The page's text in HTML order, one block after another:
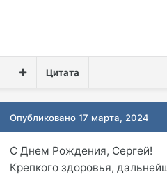
Цитата
Опубликовано17 марта, 2024
С Днем Рождения, Сергей!
Крепкого здоровья,